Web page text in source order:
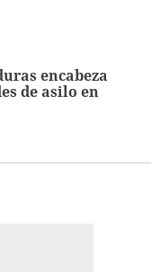
encabeza
de asilo en